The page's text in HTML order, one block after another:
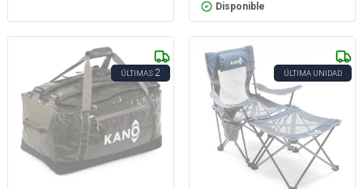
Disponible
ÚLTIMAS2 ÚLTIMA UNIDAD